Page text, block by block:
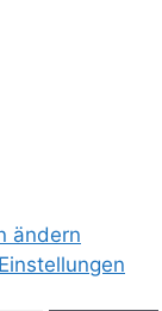
ändern